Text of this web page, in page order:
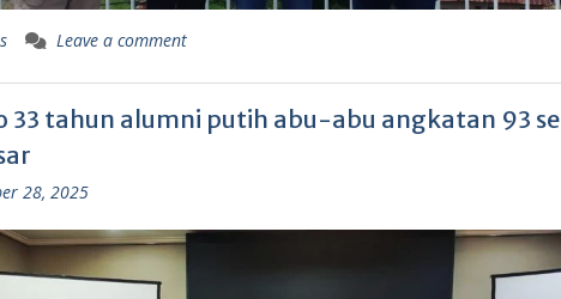
Leave a comment
33 tahun alumni putih abu-abu angkatan 93 se
28, 2025